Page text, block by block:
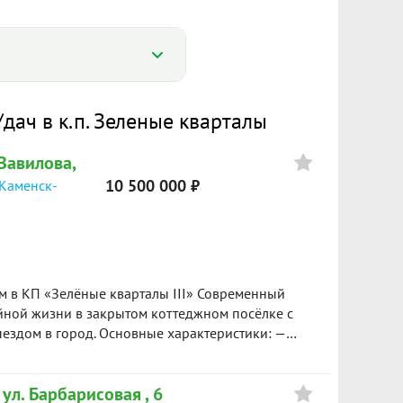
12 000 000
13 500 000
в к.п. Зеленые кварталы
10 500 000 ₽
жизни в закрытом коттеджном посёлке с
в город. Основные характеристики: —
ИЖС — Отделка: предчистовая Планировка:
санузел — котельная — гараж — терраса для
Барбарисовая , 6